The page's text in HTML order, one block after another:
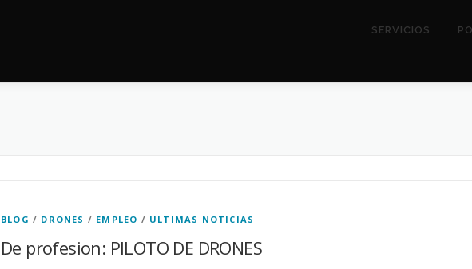
SERVICIOS
BLOG / DRONES / EMPLEO / ULTIMAS NOTICIAS
De profesion: PILOTO DE DRONES